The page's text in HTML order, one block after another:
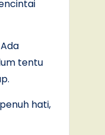
tentu
hati,